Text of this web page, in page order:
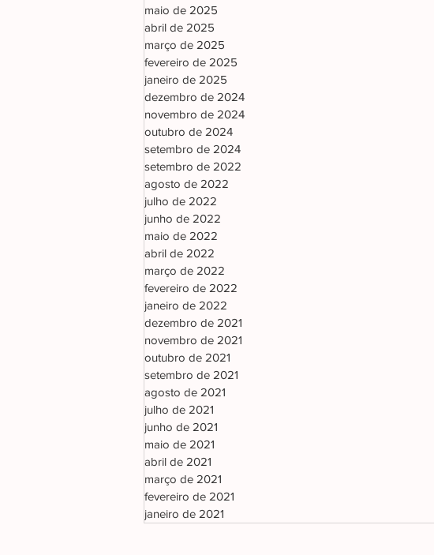
maio de 2025
abril de 2025
março de 2025
fevereiro de 2025
janeiro de 2025
dezembro de 2024
novembro de 2024
outubro de 2024
setembro de 2024
setembro de 2022
agosto de 2022
julho de 2022
junho de 2022
maio de 2022
abril de 2022
março de 2022
fevereiro de 2022
janeiro de 2022
dezembro de 2021
novembro de 2021
outubro de 2021
setembro de 2021
agosto de 2021
julho de 2021
junho de 2021
maio de 2021
abril de 2021
março de 2021
fevereiro de 2021
janeiro de 2021